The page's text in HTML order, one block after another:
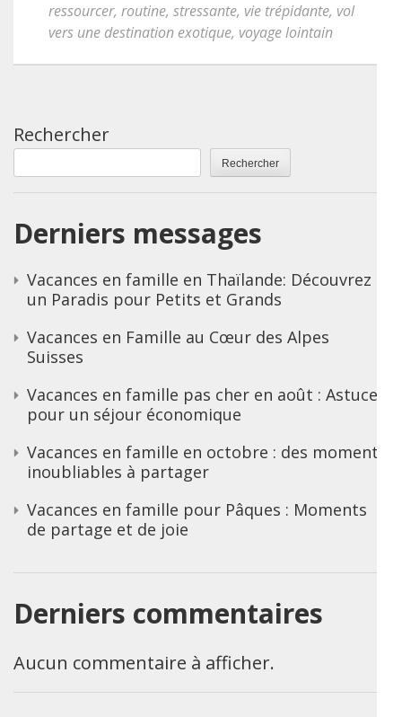
ressourcer, routine, stressante, vie trépidante, vol
vers une destination exotique, voyage lointain
Rechercher
Rechercher
Derniers messages
Vacances en famille en Thaïlande: Découvrez
un Paradis pour Petits et Grands
Vacances en Famille au Cœur des Alpes
Suisses
Vacances en famille pas cher en août : Astuces
pour un séjour économique
Vacances en famille en octobre : des moments
inoubliables à partager
Vacances en famille pour Pâques : Moments
de partage et de joie
Derniers commentaires
Aucun commentaire à afficher.